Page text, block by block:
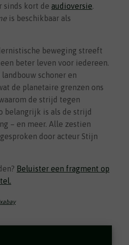
sinds kort de audioversie.
is beschikbaar als
beweging streeft
beter leven voor iedereen.
schoner en
de planetaire grenzen ons
de strijd tegen
belangrijk is als de strijd
– en meer. Alle zestien
door acteur Stijn
Beluister een fragment op